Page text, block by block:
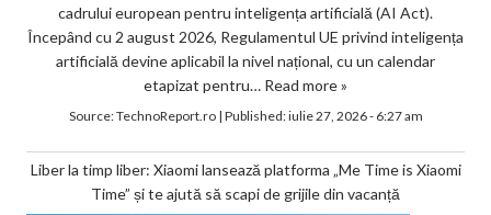
cadrului european pentru inteligența artificială (AI Act).
Începând cu 2 august 2026, Regulamentul UE privind inteligența
artificială devine aplicabil la nivel național, cu un calendar
etapizat pentru… Read more »
Source:TechnoReport.ro| Published:iulie 27, 2026 - 6:27 am
Liber la timp liber: Xiaomi lansează platforma „Me Time is Xiaomi
Time” și te ajută să scapi de grijile din vacanță